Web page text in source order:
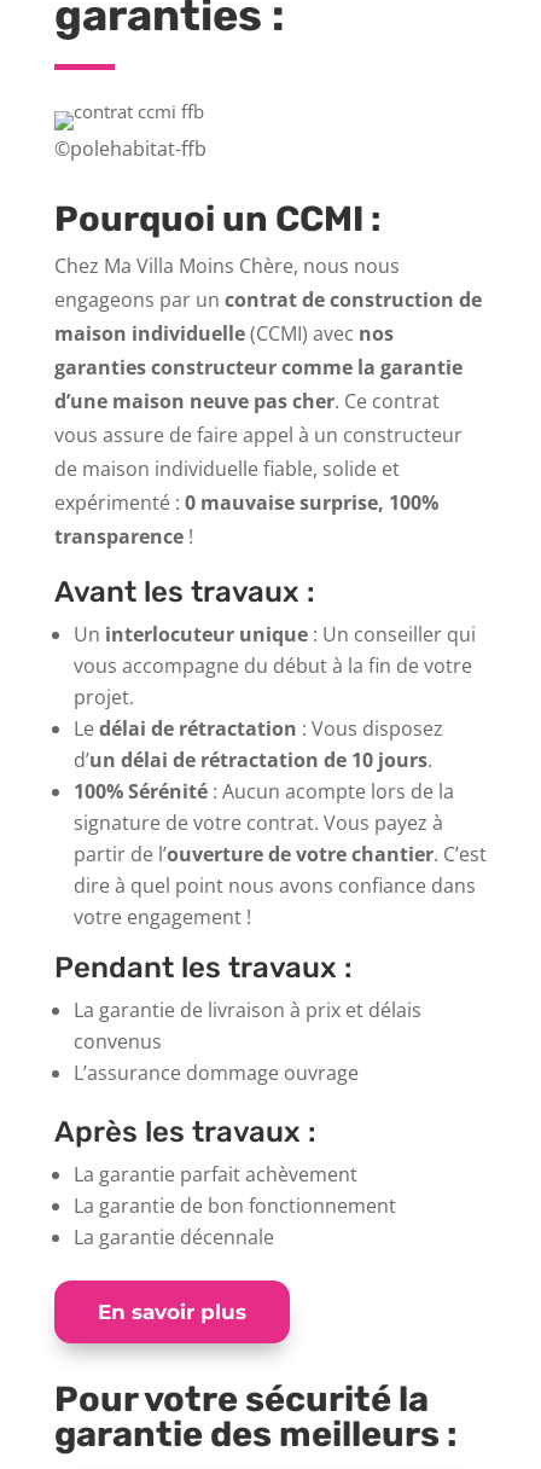
garanties :
©polehabitat-ffb
Pourquoi un CCMI :
Chez Ma Villa Moins Chère, nous nous
engageons par un contrat de construction de
maison individuelle(CCMI) avec nos
garanties constructeur comme la garantie
d’une maison neuve pas cher. Ce contrat
vous assure de faire appel à un constructeur
de maison individuelle fiable, solide et
expérimenté : 0 mauvaise surprise, 100%
transparence!
Avant les travaux :
Un interlocuteur unique: Un conseiller qui
vous accompagne du début à la fin de votre
projet.
Ledélai de rétractation : Vous disposez
d’un délai de rétractation de 10 jours.
100% Sérénité: Aucun acompte lors de la
signature de votre contrat. Vous payez à
partir de l’ouverture de votre chantier. C’est
dire à quel point nous avons confiance dans
votre engagement !
Pendant les travaux :
La garantie de livraison à prix et délais
convenus
L’assurance dommage ouvrage
Après les travaux :
La garantie parfait achèvement
La garantie de bon fonctionnement
La garantie décennale
En savoir plus
Pour votre sécurité la
garantie des meilleurs :